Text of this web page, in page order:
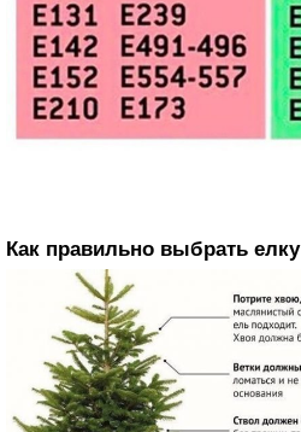
Как правильно выбрать елку